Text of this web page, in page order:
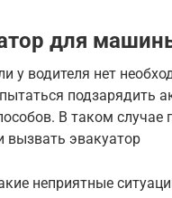
для
у водителя нет
подзарядить
В таком случае
вызвать эвакуатор
неприятные